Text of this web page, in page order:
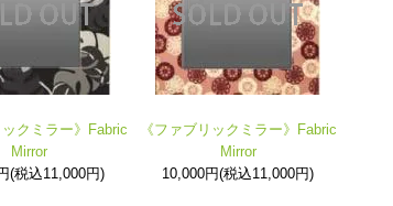
ックミラー》Fabric
Mirror
(税込11,000円)
《ファブリックミラー》Fabric
Mirror
10,000円(税込11,000円)